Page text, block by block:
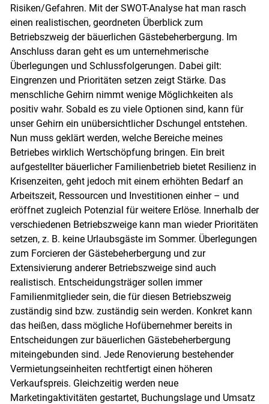
Skip to main content
Risiken/Gefahren. Mit der SWOT-Analyse hat man rasch
einen realistischen, geordneten Überblick zum
Betriebszweig der bäuerlichen Gästebeherbergung. Im
Anschluss daran geht es um unternehmerische
Überlegungen und Schlussfolgerungen. Dabei gilt:
Eingrenzen und Prioritäten setzen zeigt Stärke. Das
menschliche Gehirn nimmt wenige Möglichkeiten als
positiv wahr. Sobald es zu viele Optionen sind, kann für
unser Gehirn ein unübersichtlicher Dschungel entstehen.
Nun muss geklärt werden, welche Bereiche meines
Betriebes wirklich Wertschöpfung bringen. Ein breit
aufgestellter bäuerlicher Familienbetrieb bietet Resilienz in
Krisenzeiten, geht jedoch mit einem erhöhten Bedarf an
Arbeitszeit, Ressourcen und Investitionen einher – und
eröffnet zugleich Potenzial für weitere Erlöse. Innerhalb der
verschiedenen Betriebszweige kann man wieder Prioritäten
setzen, z. B. keine Urlaubsgäste im Sommer. Überlegungen
zum Forcieren der Gästebeherbergung und zur
Extensivierung anderer Betriebszweige sind auch
realistisch. Entscheidungsträger sollen immer
Familienmitglieder sein, die für diesen Betriebszweig
zuständig sind bzw. zuständig sein werden. Konkret kann
das heißen, dass mögliche Hofübernehmer bereits in
Entscheidungen zur bäuerlichen Gästebeherbergung
miteingebunden sind. Jede Renovierung bestehender
Vermietungseinheiten rechtfertigt einen höheren
Verkaufspreis. Gleichzeitig werden neue
Marketingaktivitäten gestartet, Buchungslage und Umsatz